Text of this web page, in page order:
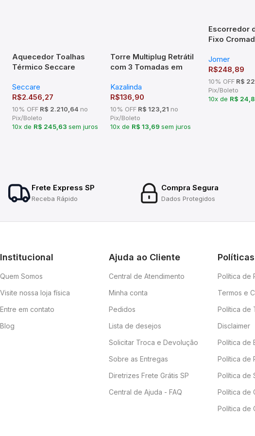
Aquecedor Toalhas
Térmico Seccare
Seccare
R$2.456,27
10% OFF R$ 2.210,64 no
Pix/Boleto
10x de R$ 245,63 sem juros
Torre Multiplug Retrátil
com 3 Tomadas em
Kazalinda
R$136,90
10% OFF R$ 123,21 no
Pix/Boleto
10x de R$ 13,69sem juros
Escorredor
Fixo
Jomer
R$248,89
10% OFF R$
Pix/Boleto
10x de R$
Frete Express SP
Receba Rápido
Compra Segura
Dados Protegidos
Institucional
Quem Somos
Visite nossa loja física
Entre em contato
Blog
Ajuda ao Cliente
Central de Atendimento
Minha conta
Pedidos
Lista de desejos
Solicitar Troca e Devolução
Sobre as Entregas
Diretrizes Frete Grátis SP
Central de Ajuda - FAQ
Política de
Termos e
Política de
Disclaimer
Política de
Política de
Política de
Política de
Política de